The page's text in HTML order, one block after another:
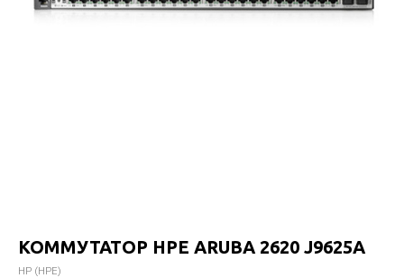
КОММУТАТОР HPE ARUBA 2620 J9625A
HP (HPE)